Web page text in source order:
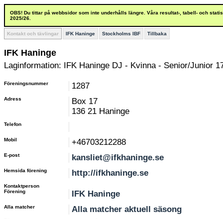
OBS! Du tittar på webbsidor som inte underhålls längre. Våra resultat-, tabell- och
2025/26.
Kontakt och tävlingar IFK Haninge Stockholms IBF Tillbaka
IFK Haninge
Laginformation: IFK Haninge DJ - Kvinna - Senior/Junior
Föreningsnummer 1287
Adress
Box 17
136 21 Haninge
Telefon
Mobil +46703212288
E-post kansliet@ifkhaninge.se
Hemsida förening http://ifkhaninge.se
Kontaktperson
Förening
IFK Haninge
Alla matcher Alla matcher aktuell säsong